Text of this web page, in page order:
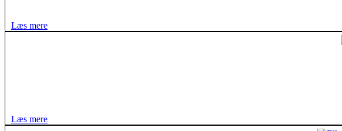
Læs mere
Læs mere